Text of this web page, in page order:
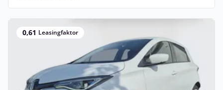
0,61 Leasingfaktor